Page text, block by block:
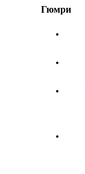
Гюмри